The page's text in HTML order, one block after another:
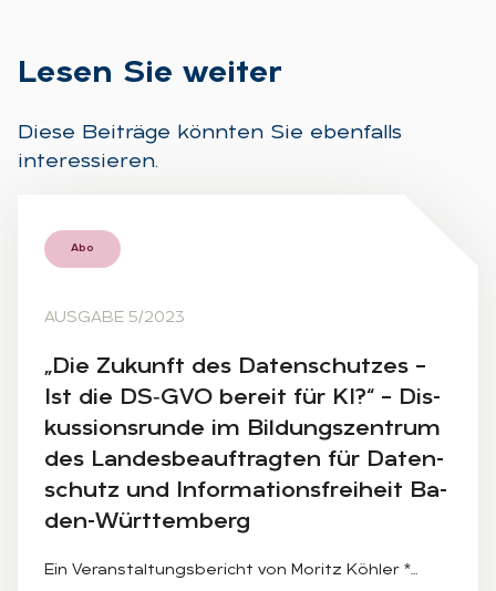
Le­sen Sie wei­ter
Diese Beiträge könnten Sie ebenfalls
interessieren.
Abo
AUSGABE 5/2023
„Die Zu­kunft des Da­ten­schut­zes –
Ist die DS‑G­VO be­reit für KI?“ – Dis­
kus­si­ons­run­de im Bil­dungs­zen­trum
des Lan­des­be­auf­trag­ten für Da­ten­
schutz und In­for­ma­ti­ons­frei­heit Ba­
den-Würt­tem­berg
Ein Veranstaltungsbericht von Moritz Köhler *…